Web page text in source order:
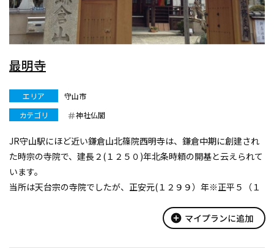
最明寺
エリア
守山市
カテゴリ
神社仏閣
JR守山駅にほど近い鎌倉山北篠院西明寺は、鎌倉中期に創建され
た時宗の寺院で、建長２(１２５０)年北条時頼の開基と云えられて
います。
当所は天台宗の寺院でしたが、正安元(１２９９）年※正平５（１
最明寺境内にある高さ２．４m、総高３．４６m、鎌倉時代後期
add_circle マイプランに追加